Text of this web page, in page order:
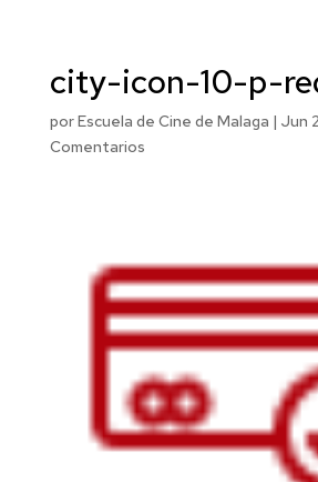
city-icon-10-p-
porEscuela de Cine de Malaga | Jun
Comentarios